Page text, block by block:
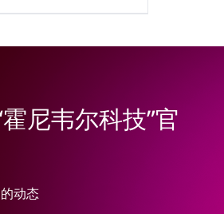
尼韦尔科技”官
动态